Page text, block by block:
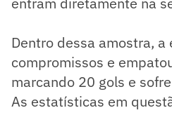
Dentro dessa amostra,
compromissos e
marcando 20 gols e
As estatísticas em